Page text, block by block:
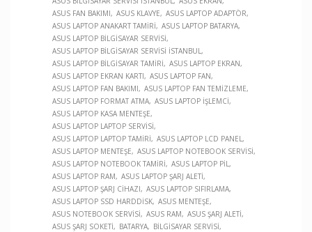
ASUS FAN BAKIMI
ASUS KLAVYE
ASUS LAPTOP ADAPTÖR
ASUS LAPTOP ANAKART TAMIRI
ASUS LAPTOP BATARYA
ASUS LAPTOP BILGISAYAR SERVISI
ASUS LAPTOP BILGISAYAR SERVISI İSTANBUL
ASUS LAPTOP BILGISAYAR TAMIRI
ASUS LAPTOP EKRAN
ASUS LAPTOP EKRAN KARTI
ASUS LAPTOP FAN
ASUS LAPTOP FAN BAKIMI
ASUS LAPTOP FAN TEMIZLEME
ASUS LAPTOP FORMAT ATMA ASUS LAPTOP İŞLEMCI
ASUS LAPTOP KASA MENTEŞE
ASUS LAPTOP LAPTOP SERVISI
ASUS LAPTOP LAPTOP TAMIRI
ASUS LAPTOP LCD PANEL
ASUS LAPTOP MENTEŞE
ASUS LAPTOP NOTEBOOK SERVISI
ASUS LAPTOP NOTEBOOK TAMIRI
ASUS LAPTOP PIL
ASUS LAPTOP RAM
ASUS LAPTOP ŞARJ ALETI
ASUS LAPTOP ŞARJ CIHAZI
ASUS LAPTOP SIFIRLAMA
ASUS LAPTOP SSD HARDDISK ASUS MENTEŞE
ASUS NOTEBOOK SERVISI
ASUS RAM
ASUS ŞARJ ALETI
ASUS ŞARJ SOKETI
BATARYA
BILGISAYAR SERVISI